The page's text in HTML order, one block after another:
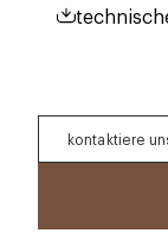
kontaktiere